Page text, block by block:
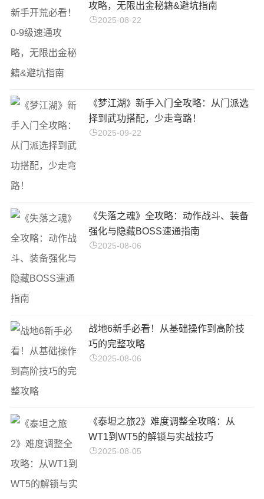
攻略，无限出金秘籍&避坑指南
2025-08-22
《梦江湖》新手入门全攻略：从门派选
择到武功搭配，少走弯路！
2025-09-22
《失落之魂》全攻略：动作战斗、装备
强化与隐藏BOSS速通指南
2025-08-06
战地6新手必看！从基础操作到高阶技
巧的完整攻略
2025-08-06
《泰坦之旅2》难度调整全攻略：从
WT1到WT5的解锁与实战技巧
2025-08-05